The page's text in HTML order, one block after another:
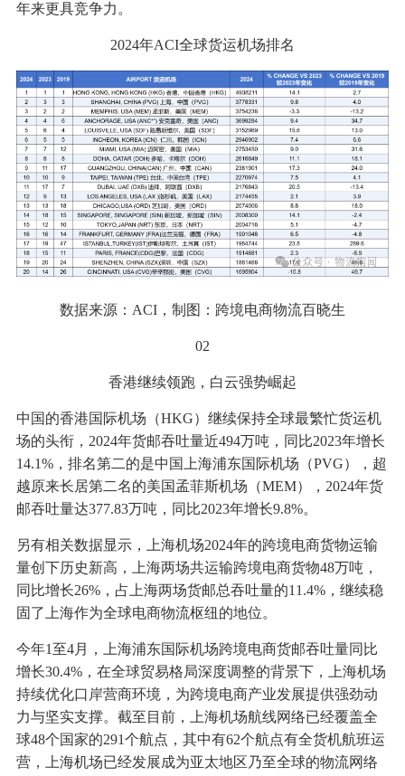
年来更具竞争力。
2024年ACI全球货运机场排名
数据来源：ACI，制图：跨境电商物流百晓生
02
香港继续领跑，白云强势崛起
中国的香港国际机场（HKG）继续保持全球最繁忙货运机
场的头衔，2024年货邮吞吐量近494万吨，同比2023年增长
14.1%，排名第二的是中国上海浦东国际机场（PVG），超
越原来长居第二名的美国孟菲斯机场（MEM），2024年货
邮吞吐量达377.83万吨，同比2023年增长9.8%。
另有相关数据显示，上海机场2024年的跨境电商货物运输
量创下历史新高，上海两场共运输跨境电商货物48万吨，
同比增长26%，占上海两场货邮总吞吐量的11.4%，继续稳
固了上海作为全球电商物流枢纽的地位。
今年1至4月，上海浦东国际机场跨境电商货邮吞吐量同比
增长30.4%，在全球贸易格局深度调整的背景下，上海机场
持续优化口岸营商环境，为跨境电商产业发展提供强劲动
力与坚实支撑。截至目前，上海机场航线网络已经覆盖全
球48个国家的291个航点，其中有62个航点有全货机航班运
营，上海机场已经发展成为亚太地区乃至全球的物流网络